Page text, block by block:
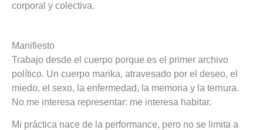
corporal y colectiva.
Manifiesto
Trabajo desde el cuerpo porque es el primer archivo
político. Un cuerpo marika, atravesado por el deseo, el
miedo, el sexo, la enfermedad, la memoria y la ternura.
No me interesa representar: me interesa habitar.
Mi práctica nace de la performance, pero no se limita a